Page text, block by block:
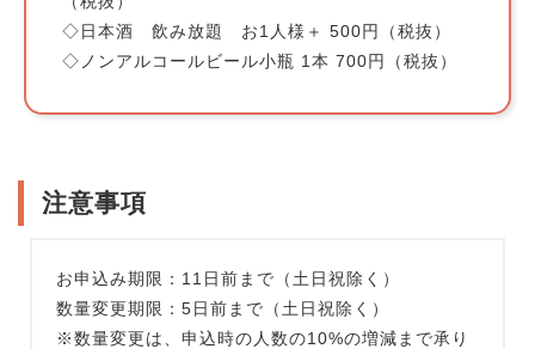
◇日本酒 飲み放題 お1人様＋ 500円（税抜）
◇ノンアルコールビール小瓶 1本 700円（税抜）
注意事項
お申込み期限：11日前まで（土日祝除く）
数量変更期限：5日前まで（土日祝除く）
※数量変更は、申込時の人数の10%の増減まで承り